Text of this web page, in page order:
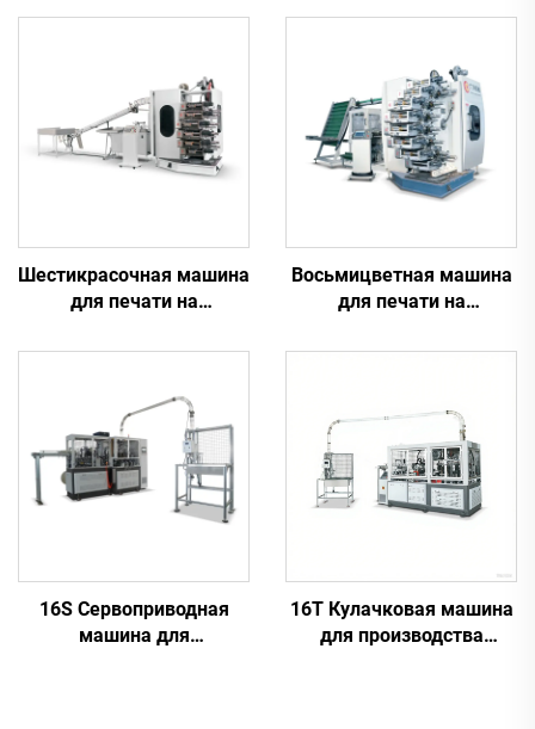
Шестикрасочная машина
для печати на
стаканчиках
Восьмицветная машина
для печати на
стаканчиках
16S Сервоприводная
машина для
16T Кулачковая машина
для производства